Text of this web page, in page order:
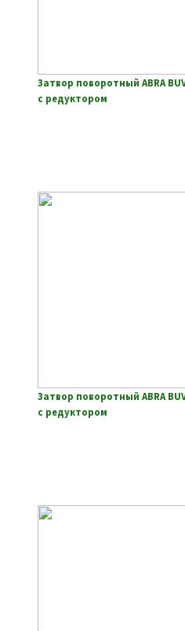
Затвор поворотный ABRA
с редуктором
Затвор поворотный ABRA
с редуктором